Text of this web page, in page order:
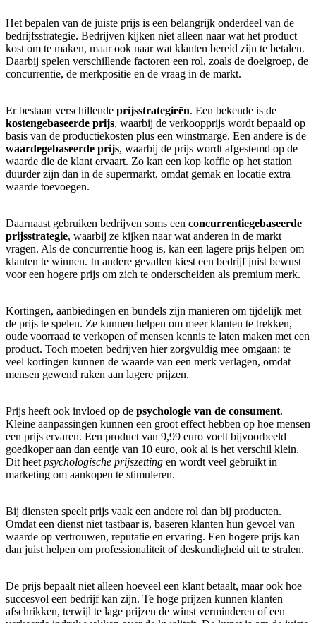
Het bepalen van de juiste prijs is een belangrijk onderdeel van de
bedrijfsstrategie. Bedrijven kijken niet alleen naar wat het product
kost om te maken, maar ook naar wat klanten bereid zijn te betalen.
Daarbij spelen verschillende factoren een rol, zoals de doelgroep, de
concurrentie, de merkpositie en de vraag in de markt.
Er bestaan verschillende prijsstrategieën. Een bekende is de
kostengebaseerde prijs, waarbij de verkoopprijs wordt bepaald op
basis van de productiekosten plus een winstmarge. Een andere is de
waardegebaseerde prijs, waarbij de prijs wordt afgestemd op de
waarde die de klant ervaart. Zo kan een kop koffie op het station
duurder zijn dan in de supermarkt, omdat gemak en locatie extra
waarde toevoegen.
Daarnaast gebruiken bedrijven soms een concurrentiegebaseerde
prijsstrategie, waarbij ze kijken naar wat anderen in de markt
vragen. Als de concurrentie hoog is, kan een lagere prijs helpen om
klanten te winnen. In andere gevallen kiest een bedrijf juist bewust
voor een hogere prijs om zich te onderscheiden als premium merk.
Kortingen, aanbiedingen en bundels zijn manieren om tijdelijk met
de prijs te spelen. Ze kunnen helpen om meer klanten te trekken,
oude voorraad te verkopen of mensen kennis te laten maken met een
product. Toch moeten bedrijven hier zorgvuldig mee omgaan: te
veel kortingen kunnen de waarde van een merk verlagen, omdat
mensen gewend raken aan lagere prijzen.
Prijs heeft ook invloed op de psychologie van de consument.
Kleine aanpassingen kunnen een groot effect hebben op hoe mensen
een prijs ervaren. Een product van 9,99 euro voelt bijvoorbeeld
goedkoper aan dan eentje van 10 euro, ook al is het verschil klein.
Dit heet psychologische prijszetting en wordt veel gebruikt in
marketing om aankopen te stimuleren.
Bij diensten speelt prijs vaak een andere rol dan bij producten.
Omdat een dienst niet tastbaar is, baseren klanten hun gevoel van
waarde op vertrouwen, reputatie en ervaring. Een hogere prijs kan
dan juist helpen om professionaliteit of deskundigheid uit te stralen.
De prijs bepaalt niet alleen hoeveel een klant betaalt, maar ook hoe
succesvol een bedrijf kan zijn. Te hoge prijzen kunnen klanten
afschrikken, terwijl te lage prijzen de winst verminderen of een